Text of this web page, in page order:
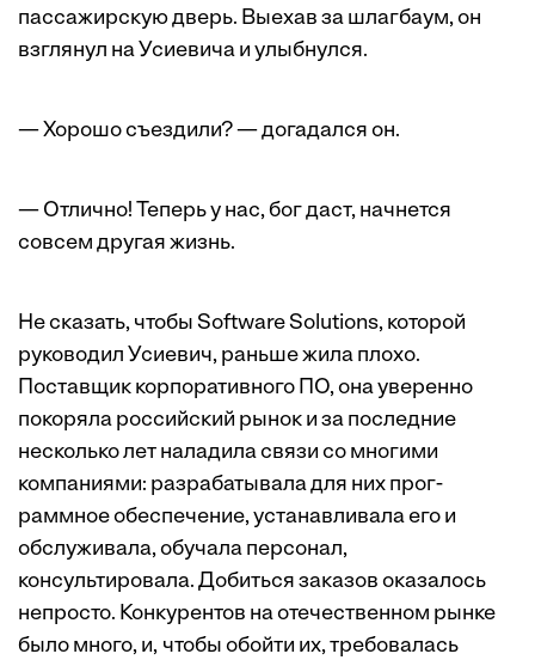
пассажирскую дверь. Выехав за шлагбаум, он
взглянул на Усиевича и улыбнулся.
— Хорошо съездили? — догадался он.
— Отлично! Теперь у нас, бог даст, начнется
совсем другая жизнь.
Не сказать, чтобы Software Solutions, которой
руководил Усиевич, раньше жила плохо.
Поставщик корпоративного ПО, она уверенно
покоряла российский рынок и за последние
несколько лет наладила связи со многими
компаниями: разрабатывала для них прог­
раммное обеспечение, устанавливала его и
обслуживала, обучала персонал,
консультировала. Добиться заказов оказалось
непросто. Конкурентов на отечественном рынке
было много, и, чтобы обойти их, требовалась